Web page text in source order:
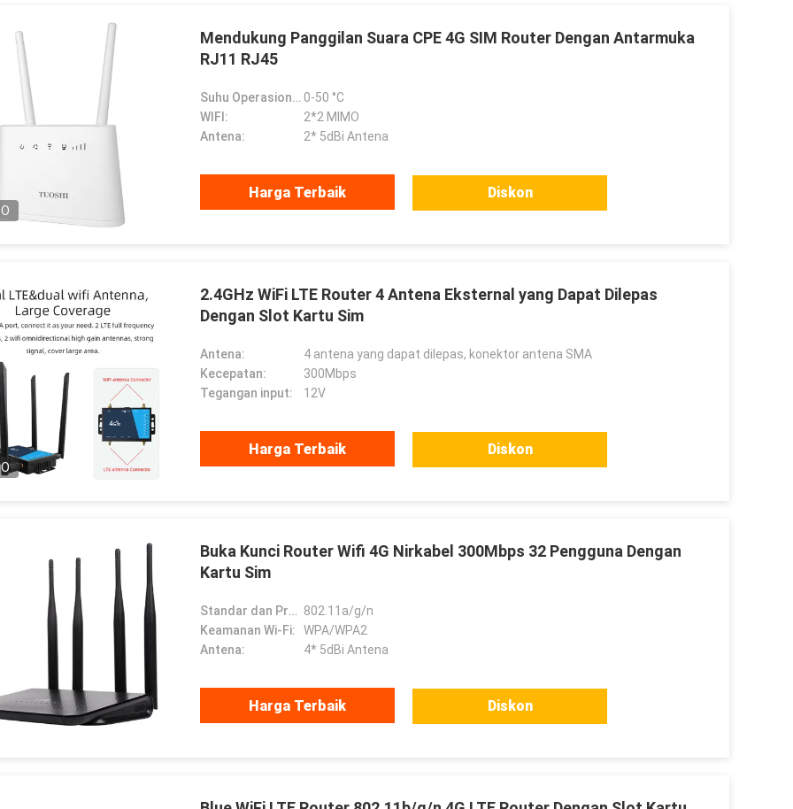
Mendukung Panggilan Suara CPE 4G SIM Router Dengan Antarmuka
RJ11 RJ45
Suhu Operasional: 0-50 °C
WIFI:
2*2 MIMO
Antena:
2* 5dBi Antena
Harga Terbaik Diskon
2.4GHz WiFi LTE Router 4 Antena Eksternal yang Dapat Dilepas
Dengan Slot Kartu Sim
Antena:
4 antena yang dapat dilepas, konektor antena SMA
Kecepatan:
300Mbps
Tegangan input:
12V
Harga Terbaik Diskon
Buka Kunci Router Wifi 4G Nirkabel 300Mbps 32 Pengguna Dengan
Kartu Sim
Standar dan Protokol: 802.11a/g/n
Keamanan Wi-Fi:
WPA/WPA2
Antena:
4* 5dBi Antena
Harga Terbaik Diskon